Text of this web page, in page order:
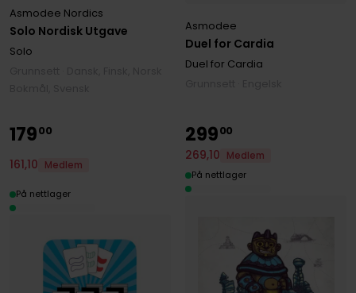
Solo Nordisk Utgave
Asmodee Nordics
Solo
Duel for Cardia
Asmodee
Duel for Cardia
17900
161,10 Medlem
På nettlager
29900
269,10
Medlem
På nettlager